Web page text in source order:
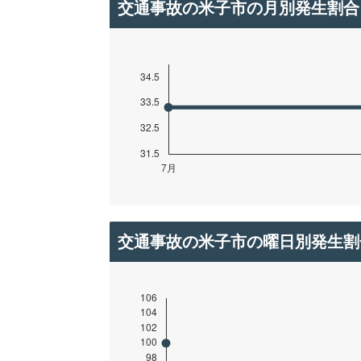
交通事故の米子市の月別発生割合
交通事故の米子市の曜日別発生